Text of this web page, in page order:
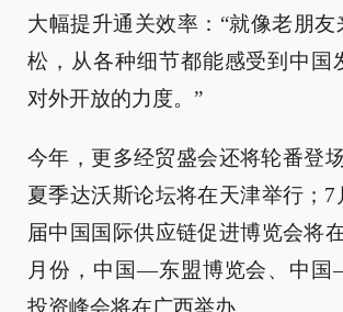
大幅提升通关效率：“就像老朋友
松，从各种细节都能感受到中国
对外开放的力度。”
今年，更多经贸盛会还将轮番登
夏季达沃斯论坛将在天津举行；7
届中国国际供应链促进博览会将
月份，中国—东盟博览会、中